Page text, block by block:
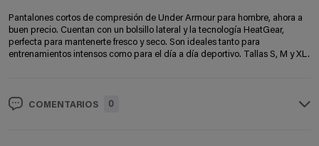
Pantalones cortos de compresión de Under Armour para hombre, ahora a
buen precio. Cuentan con un bolsillo lateral y la tecnología HeatGear,
perfecta para mantenerte fresco y seco. Son ideales tanto para
entrenamientos intensos como para el día a día deportivo. Tallas S, M y XL.
COMENTARIOS 0